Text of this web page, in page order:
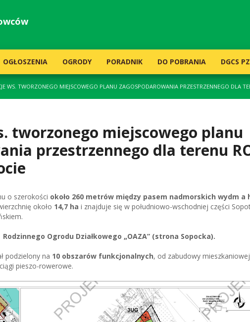
OGŁOSZENIA OGRODY PORADNIK DO POBRANIA DGCS
WS. TWORZONEGO MIEJSCOWEGO PLANU ZAGOSPODAROWANIA PRZESTRZENNEGO DLA
tworzonego miejscowego planu
przestrzennego dla terenu
o szerokości około 260 metrów między pasem nadmorskich wydm a
około 14,7 ha i znajduje się w południowo-wschodniej części
Rodzinnego Ogrodu Działkowego „OAZA” (strona Sopocka).
podzielony na 10 obszarów funkcjonalnych, od zabudowy
pieszo-rowerowe.